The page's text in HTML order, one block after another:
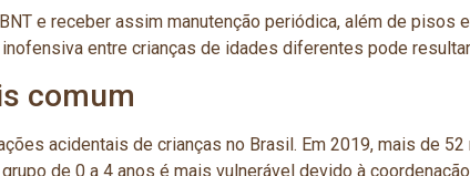
e receber assim manutenção periódica, além de pisos
entre crianças de idades diferentes pode
comum
acidentais de crianças no Brasil. Em 2019, mais de
de 0 a 4 anos é mais vulnerável devido à